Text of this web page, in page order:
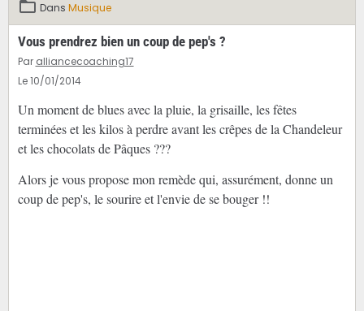
Dans Musique
Vous prendrez bien un coup de pep's ?
Par alliancecoaching17
Le 10/01/2014
Un moment de blues avec la pluie, la grisaille, les fêtes
terminées et les kilos à perdre avant les crêpes de la Chandeleur
et les chocolats de Pâques ???
Alors je vous propose mon remède qui, assurément, donne un
coup de pep's, le sourire et l'envie de se bouger !!